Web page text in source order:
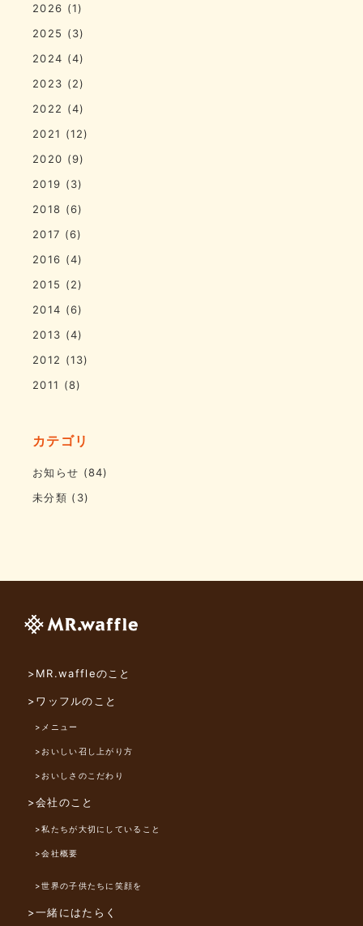
2026 (1)
2025 (3)
2024 (4)
2023 (2)
2022 (4)
2021 (12)
2020 (9)
2019 (3)
2018 (6)
2017 (6)
2016 (4)
2015 (2)
2014 (6)
2013 (4)
2012 (13)
2011 (8)
カテゴリ
お知らせ (84)
未分類 (3)
>MR.waffleのこと
>ワッフルのこと
>メニュー
>おいしい召し上がり方
>おいしさのこだわり
>会社のこと
>私たちが大切にしていること
>会社概要
>世界の子供たちに笑顔を
>一緒にはたらく